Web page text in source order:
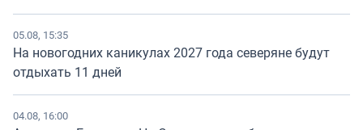
05.08, 15:35
На новогодних каникулах 2027 года северяне будут
отдыхать 11 дней
04.08, 16:00